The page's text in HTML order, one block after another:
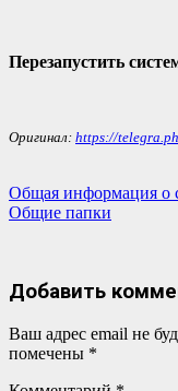
Перезапустить
Оригинал: https://
Навигация
по
Общая информация
Общие папки
Добавить
Ваш адрес email не
помечены *